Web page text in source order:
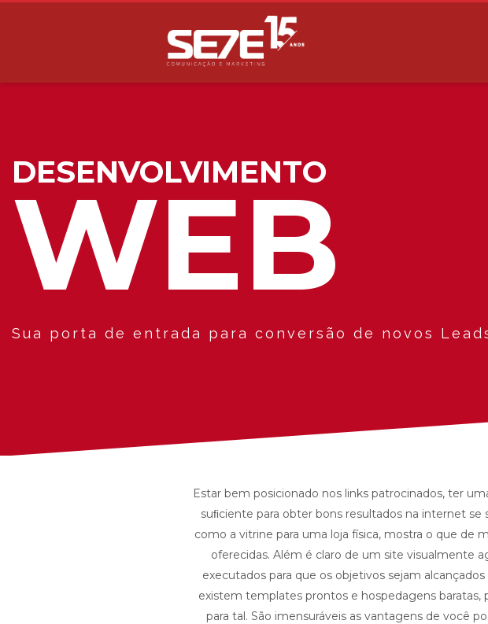
DESENVOLVIMENTO
WEB
Sua porta de entrada para conversão de novos
Estar bem posicionado nos links patrocinados, ter
suﬁciente para obter bons resultados na internet
como a vitrine para uma loja física, mostra o que de
oferecidas. Além é claro de um site visualmente
executados para que os objetivos sejam
existem templates prontos e hospedagens baratas,
para tal. São imensuráveis as vantagens de você